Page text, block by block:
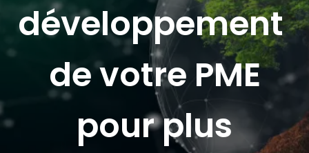
développement
de votre PME
pour plus